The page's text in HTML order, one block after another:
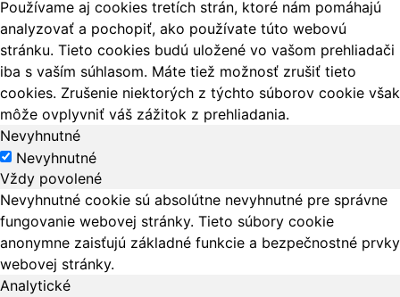
Používame aj cookies tretích strán, ktoré nám pomáhajú
analyzovať a pochopiť, ako používate túto webovú
stránku. Tieto cookies budú uložené vo vašom prehliadači
iba s vaším súhlasom. Máte tiež možnosť zrušiť tieto
cookies. Zrušenie niektorých z týchto súborov cookie však
môže ovplyvniť váš zážitok z prehliadania.
Nevyhnutné
Nevyhnutné
Vždy povolené
Nevyhnutné cookie sú absolútne nevyhnutné pre správne
fungovanie webovej stránky. Tieto súbory cookie
anonymne zaisťujú základné funkcie a bezpečnostné prvky
webovej stránky.
Analytické